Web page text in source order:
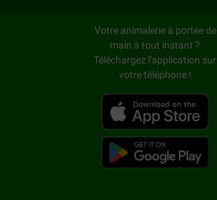
Votre animalerie à portée de
main à tout instant ?
Téléchargez l'application sur
votre téléphone !